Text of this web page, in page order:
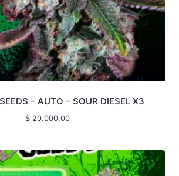
– AUTO – SOUR DIESEL X3
$ 20.000,00